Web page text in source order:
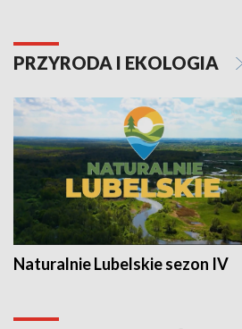
PRZYRODA I EKOLOGIA
Naturalnie Lubelskie sezon IV